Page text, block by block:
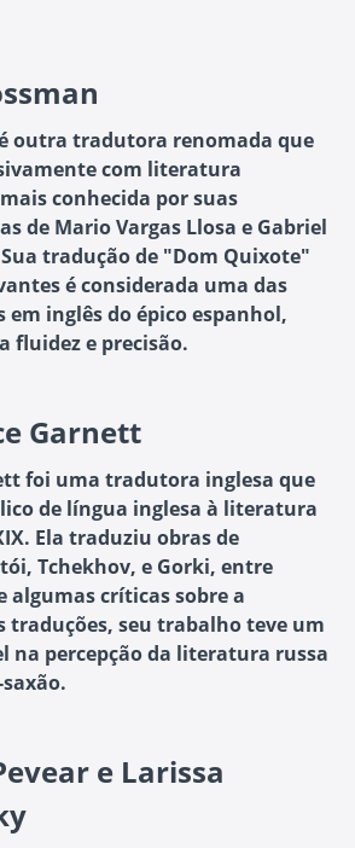
outra tradutora renomada que
com literatura
conhecida por suas
de Mario Vargas Llosa e Gabriel
tradução de "Dom Quixote"
é considerada uma das
em inglês do épico espanhol,
fluidez e precisão.
Garnett
foi uma tradutora inglesa que
de língua inglesa à literatura
Ela traduziu obras de
Tchekhov, e Gorki, entre
algumas críticas sobre a
traduções, seu trabalho teve um
na percepção da literatura russa
e Larissa